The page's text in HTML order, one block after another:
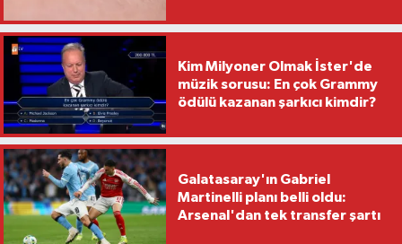
Kim Milyoner Olmak İster'de
müzik sorusu: En çok Grammy
ödülü kazanan şarkıcı kimdir?
Galatasaray'ın Gabriel
Martinelli planı belli oldu:
Arsenal'dan tek transfer şartı